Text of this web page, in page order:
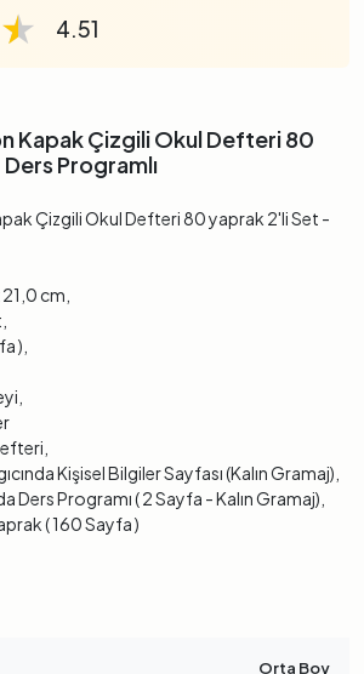
4.51
Kapak Çizgili Okul Defteri 80
Programlı
Çizgili Okul Defteri 80 yaprak 2'li Set -
cm,
),
Kişisel Bilgiler Sayfası (Kalın Gramaj),
Ders Programı ( 2 Sayfa - Kalın Gramaj),
( 160 Sayfa )
Orta Boy